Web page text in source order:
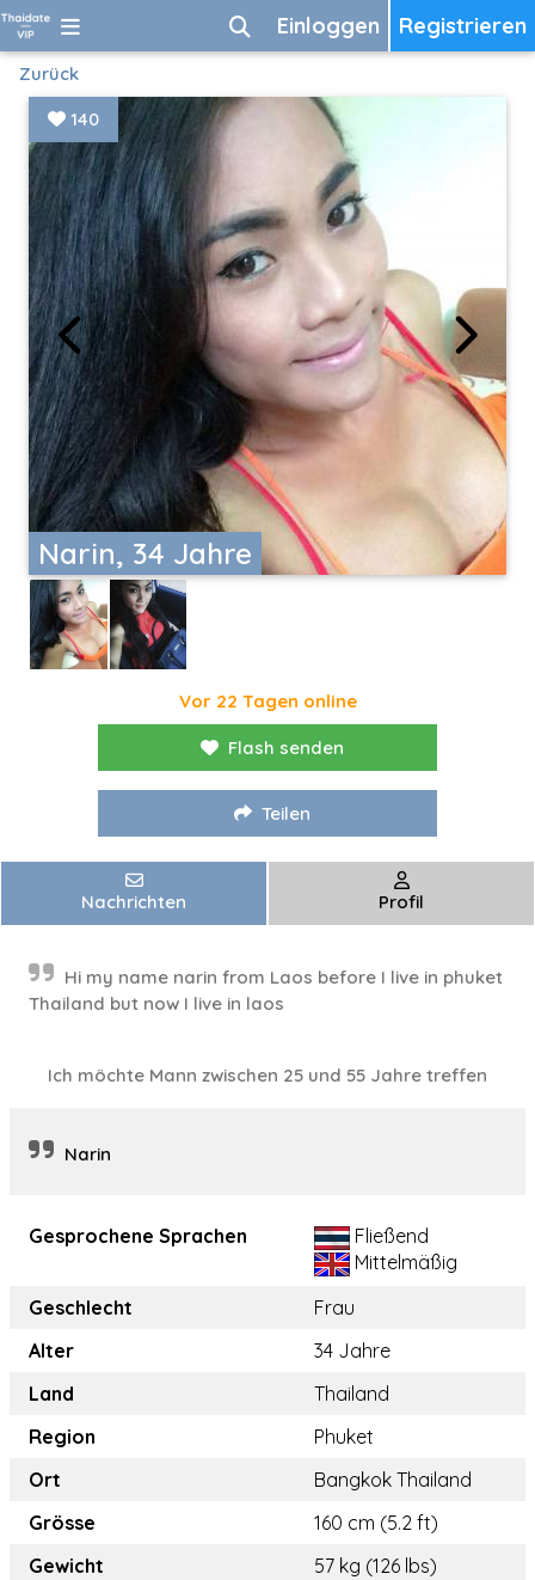
Registrieren
Einloggen
Zurück
Narin, 34 Jahre
140
Vor 22 Tagen online
Flash senden
Teilen
Nachrichten Profil
Hi my name narin from Laos before I live in phuket
Thailand but now I live in laos
Ich möchte Mann zwischen 25 und 55 Jahre treffen
Narin
Gesprochene Sprachen
Fließend
Mittelmäßig
Geschlecht
Frau
Alter
34 Jahre
Land
Thailand
Region
Phuket
Ort
Bangkok Thailand
Grösse
160 cm (5.2 ft)
Gewicht
57 kg (126 lbs)